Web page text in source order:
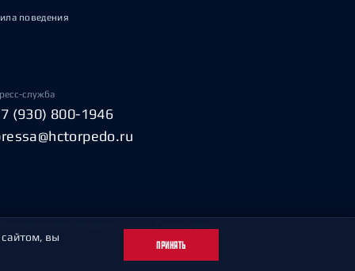
поведения
служба
(930) 800-1946
сайтом, вы
ПРИНЯТЬ